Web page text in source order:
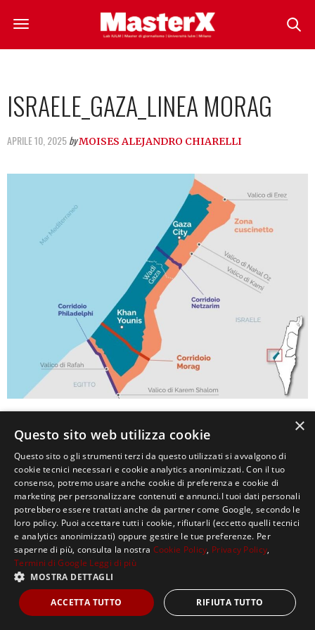
ISRAELE_GAZA_LINEA MORAG
APRILE 10, 2025byMOISES ALEJANDRO CHIARELLI
Copyright ©2021, MASTERX Tutti i diritti riservati.
×
Questo sito web utilizza cookie
Questo sito o gli strumenti terzi da questo utilizzati si avvalgono di
cookie tecnici necessari e cookie analytics anonimizzati. Con il tuo
consenso, potremo usare anche cookie di preferenza e cookie di
marketing per personalizzare contenuti e annunci.I tuoi dati personali
potrebbero essere trattati anche da partner come Google, secondo le
loro policy. Puoi accettare tutti i cookie, rifiutarli (eccetto quelli tecnici
e analytics anonimizzati) oppure gestire le tue preferenze. Per
saperne di più, consulta la nostra Cookie Policy, Privacy Policy,
Termini di Google Leggi di più
MOSTRA DETTAGLI
ACCETTA TUTTO RIFIUTA TUTTO